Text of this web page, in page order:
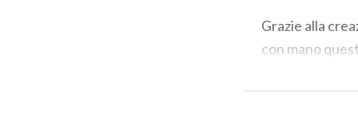
Grazie alla
con mano
soltanto nella